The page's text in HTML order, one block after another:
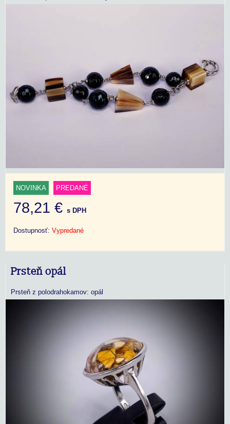
NOVINKA PREDANÉ
78,21 € s DPH
Dostupnosť: Vypredané
Prsteň opál
Prsteň z polodrahokamov: opál